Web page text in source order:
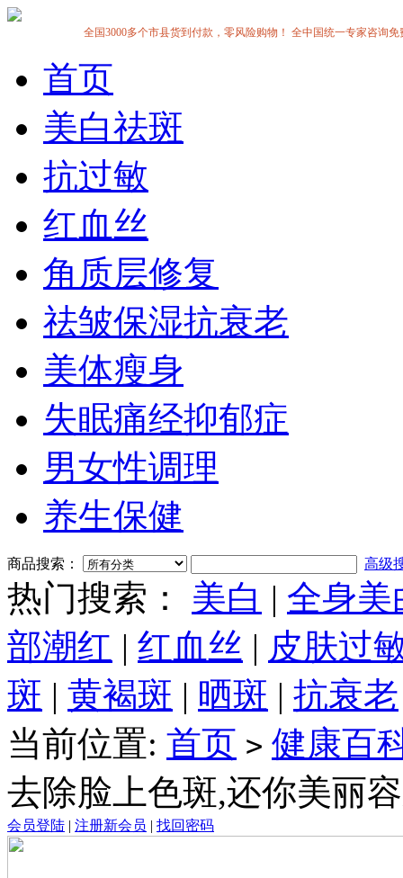
全国3000多个市县货到付款，零风险购物！ 全中国统一专家咨询免
首页
美白祛斑
抗过敏
红血丝
角质层修复
祛皱保湿抗衰老
美体瘦身
失眠痛经抑郁症
男女性调理
养生保健
商品搜索： 高级
热门搜索： 美白 | 全身美
部潮红 | 红血丝 | 皮肤过
斑 | 黄褐斑 | 晒斑 | 抗衰老
当前位置: 首页 > 健康百
去除脸上色斑,还你美丽
会员登陆 | 注册新会员 | 找回密码